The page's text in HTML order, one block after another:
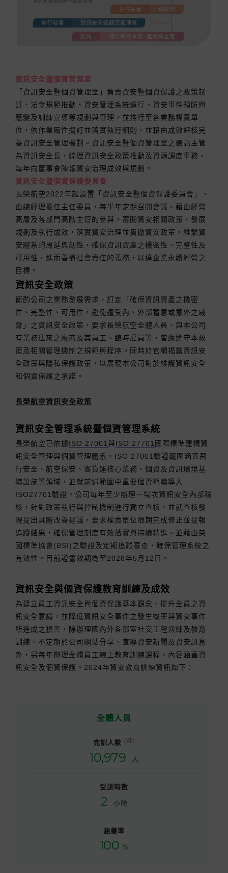
資訊安全暨個資管理室
「資訊安全暨個資管理室」負責資安暨個資保護之政策制
訂、法令規範推動、資安管理系統運行、資安事件預防與
應變及訓練宣導等規劃與管理，並推行至各業務權責單
位，依作業屬性擬訂並落實執行細則，並藉由成效評核完
善資訊安全管理機制。資訊安全暨個資管理室之最高主管
為資訊安全長，綜理資訊安全政策推動及資源調度事務，
每年向董事會陳報資安治理成效與規劃。
資訊安全暨個資保護委員會
長榮航空2022年起設置「資訊安全暨個資保護委員會」，
由總經理擔任主任委員，每半年定期召開會議。藉由經營
高層及各部門高階主管的參與，審閱資安相關政策、發展
規劃及執行成效，落實資安治理並貫徹資安政策，維繫資
安體系的周延與韌性，確保資訊資產之機密性、完整性及
可用性，進而善盡社會責任的義務，以達企業永續經營之
目標。
資訊安全政策
衡酌公司之業務發展需求，訂定「確保資訊資產之機密
性、完整性、可用性，避免遭受內、外部蓄意或意外之威
脅」之資訊安全政策，要求長榮航空全體人員、與本公司
有業務往來之廠商及其員工、臨時雇員等，皆應遵守本政
策及相關管理機制之規範與程序。同時於官網揭露資訊安
全政策與隱私保護政策，以展現本公司對於維護資訊安全
和個資保護之承諾。
長榮航空資訊安全政策
資訊安全管理系統暨個資管理系統
長榮航空已依據ISO 27001與ISO 27701 國際標準建構資
訊安全管理與個資管理體系，ISO 27001驗證範圍涵蓋飛
行安全、航空保安、客貨運核心業務、個資及資訊環境基
礎設施等領域，並就前述範圍中重要個資範疇導入
ISO27701驗證。公司每年至少辦理一場次資訊安全內部稽
核，針對政策執行與控制機制進行獨立查核，並就查核發
現提出具體改善建議，要求權責單位限期完成修正並提報
追蹤結果，確保管理制度有效落實與持續精進。並藉由英
國標準協會(BSI)之驗證及定期追蹤審查，確保管理系統之
有效性。目前證書效期為至2028年5月12日。
資訊安全與個資保護教育訓練及成效
為建立員工資訊安全與個資保護基本觀念、提升全員之資
訊安全意識，並降低資訊安全事件之發生機率與資安事件
所造成之損害，除辦理國內外各部室社交工程演練及教育
訓練、不定期於公司網站分享、宣導資安新聞及資安訊息
外，另每年辦理全體員工線上教育訓練課程，內容涵蓋資
訊安全及個資保護。2024年資安教育訓練資訊如下：
全體人員
完訓人數 (註)
10,979 人
受訓時數
2 小時
涵蓋率
100 %